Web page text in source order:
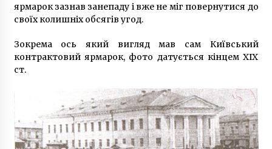
ярмарок зазнав занепаду і вже не міг повернутися до
своїх колишніх обсягів угод.
Зокрема ось який вигляд мав сам Київський
контрактовий ярмарок, фото датується кінцем XIX
ст.